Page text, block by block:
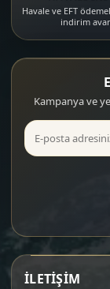
Havale ve EFT
indirim
Kampanya ve
İLETİŞİM